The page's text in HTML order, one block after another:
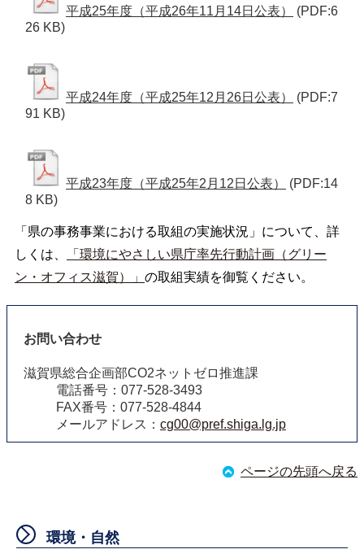
平成25年度（平成26年11月14日公表）
(PDF:6
26 KB)
平成24年度（平成25年12月26日公表）
(PDF:7
91 KB)
平成23年度（平成25年2月12日公表）
(PDF:14
8 KB)
「県の事務事業における取組の実施状況」について、詳
しくは、
「環境にやさしい県庁率先行動計画（グリー
ン・オフィス滋賀）」 の取組実績を御覧ください。
お問い合わせ
滋賀県総合企画部CO2ネットゼロ推進課
電話番号：077-528-3493
FAX番号：077-528-4844
メールアドレス： cg00@pref.shiga.lg.jp
ページの先頭へ戻る
環境・自然